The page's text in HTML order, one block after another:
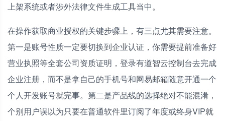
上架系统或者涉外法律文件生成工具当中。
在操作获取商业授权的关键步骤上，有三点尤其需要注意。
第一是账号性质一定要切换到企业认证，你需要提前准备好
营业执照等全套公司资质证明，登录有道智云控制台去完成
企业注册，而不是拿自己的手机号和网易邮箱随意开通一个
个人开发账号就完事。第二是产品线的选择绝对不能混淆，
个别用户误以为只要在普通软件里订阅了年度或终身VIP就